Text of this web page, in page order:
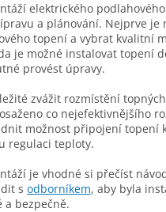
elektrického
a plánování. Nejprve je
topení a vybrat kvalitní
je možné instalovat topení
provést úpravy.
zvážit rozmístění
co nejefektivnějšího
možnost připojení topení
regulaci teploty.
je vhodné si přečíst
s odborníkem, aby byla
a bezpečně.